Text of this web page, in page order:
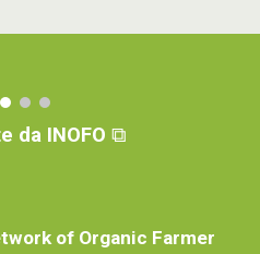
da INOFO ⧉
of Organic Farmer